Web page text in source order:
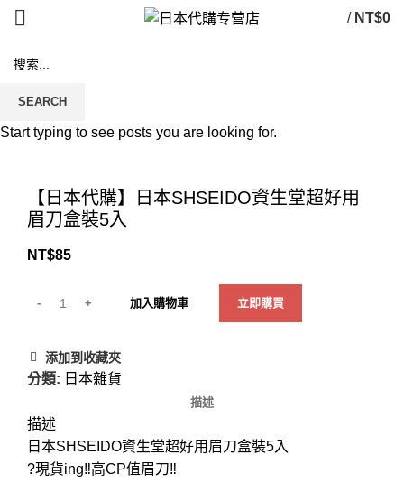
/ NT$0
【日本代購】日本SHSEIDO資生堂超好用
眉刀盒裝5入
NT$85
加入購物車 立即購買
添加到收藏夾
分類: 日本雜貨
描述
描述
日本SHSEIDO資生堂超好用眉刀盒裝5入
?現貨ing‼高CP值眉刀‼
SEARCH
Start typing to see posts you are looking for.